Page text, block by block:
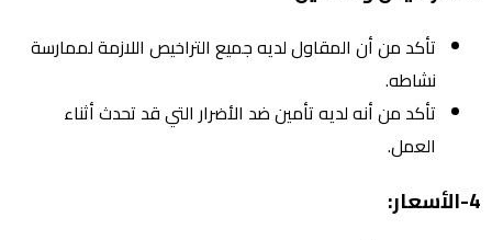
تأكد من أن المقاول لديه جميع التراخيص اللازمة لممارسة
نشاطه.
تأكد من أنه لديه تأمين ضد الأضرار التي قد تحدث أثناء
العمل.
4-الأسعار: